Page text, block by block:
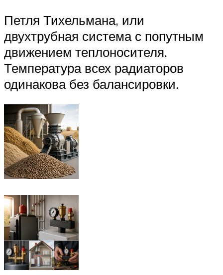
Петля Тихельмана, или
двухтрубная система с попутным
движением теплоносителя.
Температура всех радиаторов
одинакова без балансировки.